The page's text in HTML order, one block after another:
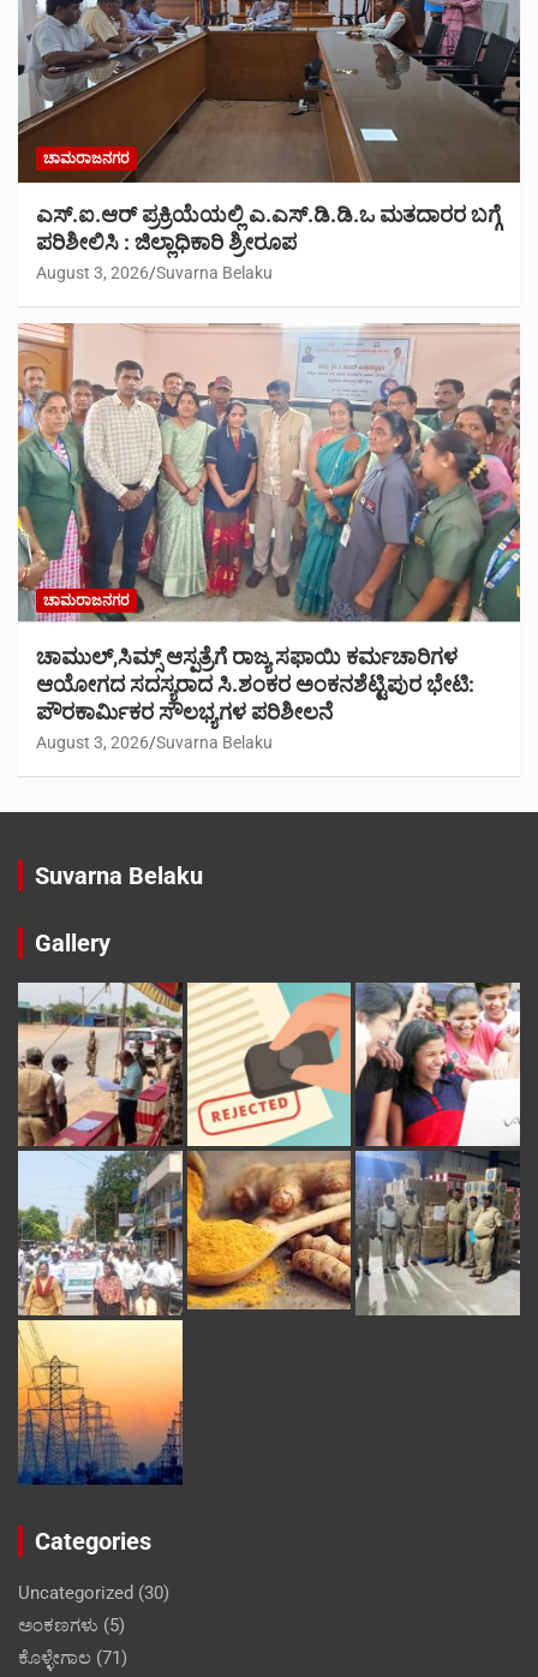
ಚಾಮರಾಜನಗರ
ಎಸ್.ಐ.ಆರ್ ಪ್ರಕ್ರಿಯೆಯಲ್ಲಿ ಎ.ಎಸ್.ಡಿ.ಡಿ.ಒ ಮತದಾರರ ಬಗ್ಗೆ
ಪರಿಶೀಲಿಸಿ : ಜಿಲ್ಲಾಧಿಕಾರಿ ಶ್ರೀರೂಪ
August 3, 2026 Suvarna Belaku
ಚಾಮರಾಜನಗರ
ಚಾಮುಲ್,ಸಿಮ್ಸ್ ಆಸ್ಪತ್ರೆಗೆ ರಾಜ್ಯ ಸಫಾಯಿ ಕರ್ಮಚಾರಿಗಳ
ಆಯೋಗದ ಸದಸ್ಯರಾದ ಸಿ.ಶಂಕರ ಅಂಕನಶೆಟ್ಟಿಪುರ ಭೇಟಿ:
ಪೌರಕಾರ್ಮಿಕರ ಸೌಲಭ್ಯಗಳ ಪರಿಶೀಲನೆ
August 3, 2026 Suvarna Belaku
Suvarna Belaku
Gallery
Categories
Uncategorized (30)
ಅಂಕಣಗಳು (5)
ಕೊಳ್ಳೇಗಾಲ (71)